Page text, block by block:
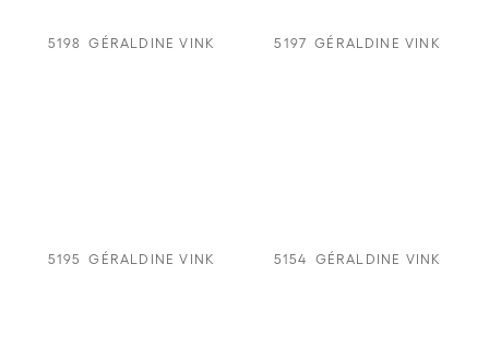
5198 GÉRALDINE VINK 5197 GÉRALDINE VINK
5195 GÉRALDINE VINK 5154 GÉRALDINE VINK